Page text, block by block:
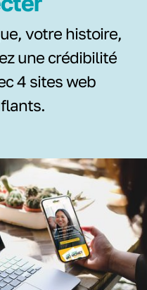
votre histoire,
une crédibilité
4 sites web